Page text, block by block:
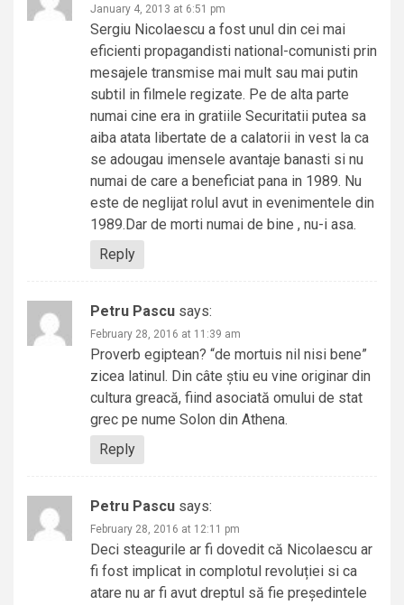
January 4, 2013 at 6:51 pm
Sergiu Nicolaescu a fost unul din cei mai
eficienti propagandisti national-comunisti prin
mesajele transmise mai mult sau mai putin
subtil in filmele regizate. Pe de alta parte
numai cine era in gratiile Securitatii putea sa
aiba atata libertate de a calatorii in vest la ca
se adougau imensele avantaje banasti si nu
numai de care a beneficiat pana in 1989. Nu
este de neglijat rolul avut in evenimentele din
1989.Dar de morti numai de bine , nu-i asa.
Reply
Petru Pascu says:
February 28, 2016 at 11:39 am
Proverb egiptean? “de mortuis nil nisi bene”
zicea latinul. Din câte știu eu vine originar din
cultura greacă, fiind asociată omului de stat
grec pe nume Solon din Athena.
Reply
Petru Pascu says:
February 28, 2016 at 12:11 pm
Deci steagurile ar fi dovedit că Nicolaescu ar
fi fost implicat in complotul revoluției si ca
atare nu ar fi avut dreptul să fie președintele